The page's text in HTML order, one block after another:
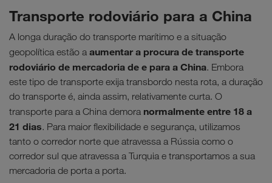
Transporte rodoviário para a China
A longa duração do transporte marítimo e a situação
geopolítica estão a aumentar a procura de transporte
rodoviário de mercadoria de e para a China. Embora
este tipo de transporte exija transbordo nesta rota, a duração
do transporte é, ainda assim, relativamente curta. O
transporte para a China demora normalmente entre 18 a
21 dias. Para maior flexibilidade e segurança, utilizamos
tanto o corredor norte que atravessa a Rússia como o
corredor sul que atravessa a Turquia e transportamos a sua
mercadoria de porta a porta.